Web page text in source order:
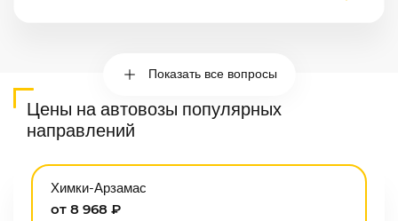
Показать все вопросы
Цены на автовозы популярных
направлений
Химки-Арзамас
от 8 968 ₽